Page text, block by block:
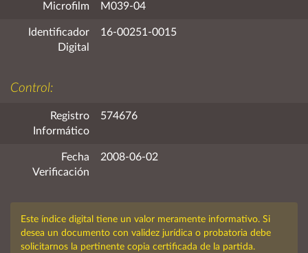
Microfilm M039-04
Identificador
Digital
16-00251-0015
Control:
Registro
Informático
574676
Fecha
Verificación
2008-06-02
Este índice digital tiene un valor meramente informativo. Si
desea un documento con validez jurídica o probatoria debe
solicitarnos la pertinente copia certificada de la partida.